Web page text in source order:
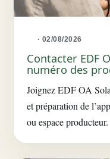
· 02/08/2026
Contacter EDF
numéro des
Joignez EDF OA
et préparation de
ou espace producteur.